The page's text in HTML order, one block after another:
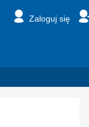
Zaloguj się